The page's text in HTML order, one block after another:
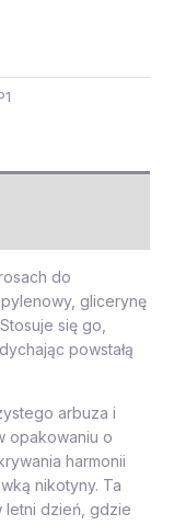
do
glicerynę
się go,
powstałą
arbuza i
opakowaniu o
harmonii
nikotyny. Ta
letni dzień, gdzie